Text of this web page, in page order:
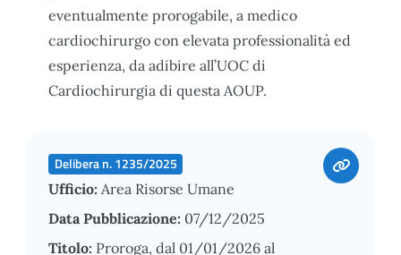
eventualmente prorogabile, a medico
cardiochirurgo con elevata professionalità ed
esperienza, da adibire all’UOC di
Cardiochirurgia di questa AOUP.
Delibera n. 1235/2025
Ufficio: Area Risorse Umane
Data Pubblicazione: 07/12/2025
Titolo: Proroga, dal 01/01/2026 al